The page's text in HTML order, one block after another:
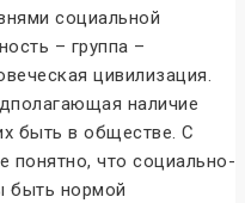
социальной
– группа –
цивилизация.
наличие
быть в обществе. С
понятно, что социально-
быть нормой